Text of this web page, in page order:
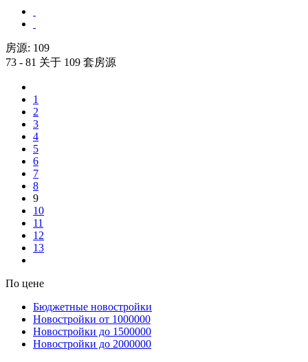
房源: 109
73 - 81 关于 109 套房源
1
2
3
4
5
6
7
8
9
10
11
12
13
По цене
Бюджетные новостройки
Новостройки от 1000000
Новостройки до 1500000
Новостройки до 2000000